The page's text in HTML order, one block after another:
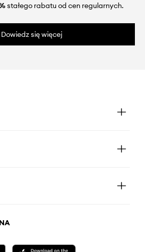
stałego rabatu od cen regularnych.
Dowiedz się więcej